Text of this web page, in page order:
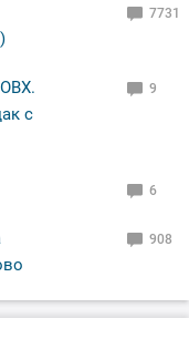
7731
с
9
6
908